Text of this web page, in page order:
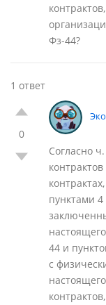
Фз-44?
1 ответ
0
Согласно
пунктами
44 и
с